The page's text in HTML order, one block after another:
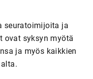
seuratoimijoita ja
ovat syksyn myötä
ja myös kaikkien